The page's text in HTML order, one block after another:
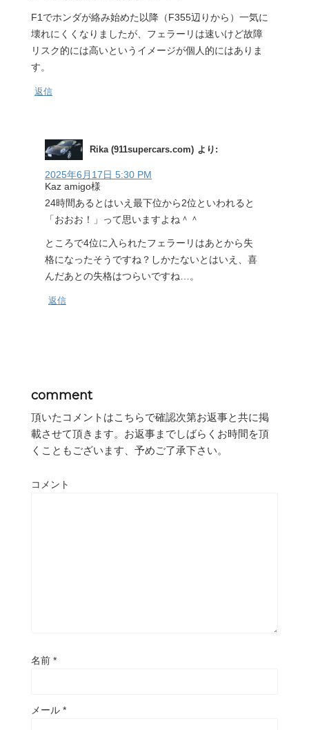
F1でホンダが絡み始めた以降（F355辺りから）一気に
壊れにくくなりましたが、フェラーリは速いけど故障
リスク的には高いというイメージが個人的にはありま
す。
返信
Rika (911supercars.com) より:
2025年6月17日 5:30 PM
Kaz amigo様
24時間あるとはいえ最下位から2位といわれると
「おおお！」って思いますよね＾＾
ところで4位に入られたフェラーリはあとから失
格になったそうですね？しかたないとはいえ、喜
んだあとの失格はつらいですね…。
返信
comment
頂いたコメントはこちらで確認次第お返事と共に掲
載させて頂きます。お返事までしばらくお時間を頂
くこともございます、予めご了承下さい。
コメント
名前 *
メール *